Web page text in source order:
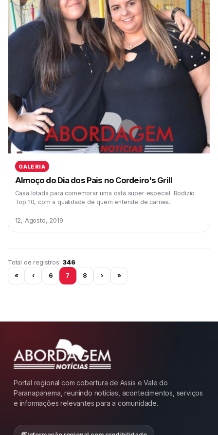
GALERIA
Almoço do Dia dos Pais no Cordeiro's Grill
Casa lotada para comemorar uma data super especial. Rodízio
Top 10, com a qualidade de quem entende de carnes.
12, Agosto, 2019
Total de registros: 346
Página 7 de 29
« ‹ 6 7 8 › »
Portal regional com cobertura de Assis e Vale do
Paranapanema, reunindo notícias, acontecimentos, serviços
e informações relevantes para a comunidade.